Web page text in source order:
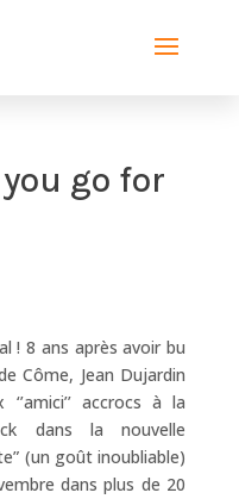
go for
! 8 ans après avoir bu
Côme, Jean Dujardin
accrocs à la
dans la nouvelle
(un goût inoubliable)
dans plus de 20